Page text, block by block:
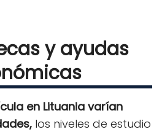
y ayudas
en Lituania varían
los niveles de estudio